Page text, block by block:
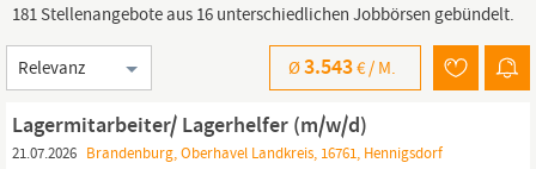
181 Stellenangebote aus 16 unterschiedlichen Jobbörsen gebündelt.
Sortierung
Ø3.543€ / M.
Lagermitarbeiter/ Lagerhelfer (m/w/d)
21.07.2026 Brandenburg, Oberhavel Landkreis, 16761, Hennigsdorf